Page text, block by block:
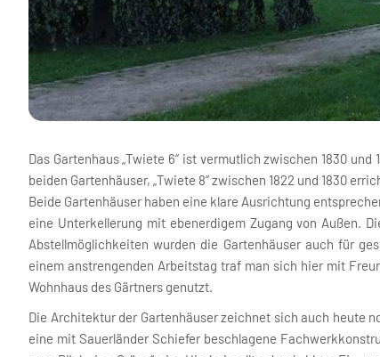
Das Gartenhaus „Twiete 6“ ist vermutlich zwischen 1830
beiden Gartenhäuser, „Twiete 8“ zwischen 1822 und 1830
Beide Gartenhäuser haben eine klare Ausrichtung
eine Unterkellerung mit ebenerdigem Zugang von Außen.
Abstellmöglichkeiten wurden die Gartenhäuser auch für
einem anstrengenden Arbeitstag traf man sich hier mit
Wohnhaus des Gärtners genutzt.
Die Architektur der Gartenhäuser zeichnet sich auch heute
eine mit Sauerländer Schiefer beschlagene